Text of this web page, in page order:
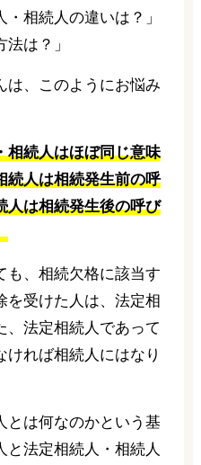
・相続人の違いは？」
は？」
は、このようにお悩み
相続人はほぼ同じ意味
続人は相続発生前の呼
人は相続発生後の呼び
も、相続欠格に該当す
を受けた人は、法定相
、法定相続人であって
ければ相続人にはなり
とは何なのかという基
と法定相続人・相続人